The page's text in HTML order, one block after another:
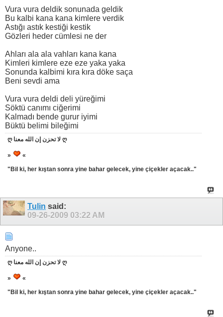
Vura vura deldik sonunada geldik
Bu kalbi kana kana kimlere verdik
Astığı astık kestiği kestik
Gözleri heder cümlesi ne der
Ahları ala ala vahları kana kana
Kimleri kimlere eze eze yaka yaka
Sonunda kalbimi kıra kıra döke saça
Beni sevdi ama
Vura vura deldi deli yüreğimi
Söktü canımı ciğerimi
Kalmadı bende gurur iyimi
Büktü belimi bileğimi
ღ لا تحزن إن الله معنا ღ
»
«
"Bil ki, her kıştan sonra yine bahar gelecek, yine çiçekler açacak.."
Tulin said:
09-26-2009 03:22 AM
Anyone..
ღ لا تحزن إن الله معنا ღ
»
«
"Bil ki, her kıştan sonra yine bahar gelecek, yine çiçekler açacak.."